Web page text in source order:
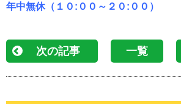
年中無休（１０:００～２０:００）
次の記事 一覧